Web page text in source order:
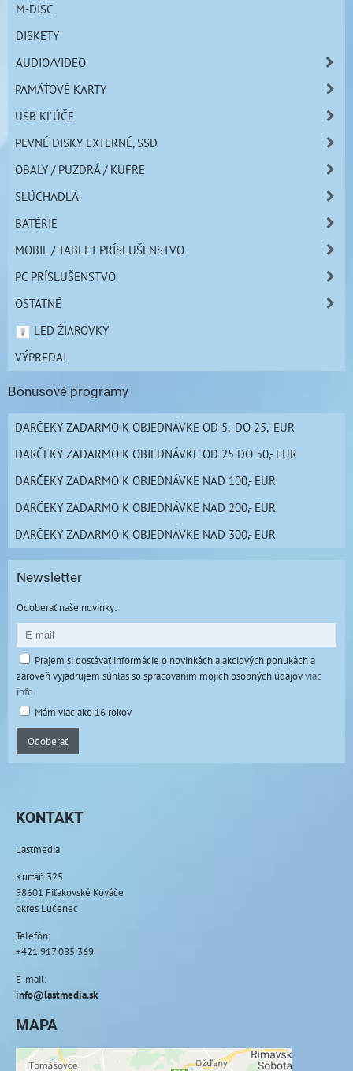
M-DISC
DISKETY
AUDIO/VIDEO
PAMÄŤOVÉ KARTY
USB KĽÚČE
PEVNÉ DISKY EXTERNÉ, SSD
OBALY / PUZDRÁ / KUFRE
SLÚCHADLÁ
BATÉRIE
MOBIL / TABLET PRÍSLUŠENSTVO
PC PRÍSLUŠENSTVO
OSTATNÉ
LED ŽIAROVKY
VÝPREDAJ
Bonusové programy
DARČEKY ZADARMO K OBJEDNÁVKE OD 5,- DO 25,- EUR
DARČEKY ZADARMO K OBJEDNÁVKE OD 25 DO 50,- EUR
DARČEKY ZADARMO K OBJEDNÁVKE NAD 100,- EUR
DARČEKY ZADARMO K OBJEDNÁVKE NAD 200,- EUR
DARČEKY ZADARMO K OBJEDNÁVKE NAD 300,- EUR
Newsletter
Odoberať naše novinky:
Prajem si dostávať informácie o novinkách a akciových ponukách a
zároveň vyjadrujem súhlas so spracovaním mojich osobných údajovviac
info
Mám viac ako 16 rokov
Odoberať
KONTAKT
Lastmedia
Kurtáň 325
98601 Fiľakovské Kováče
okres Lučenec
Telefón:
+421 917 085 369
E-mail:
info@lastmedia.sk
MAPA